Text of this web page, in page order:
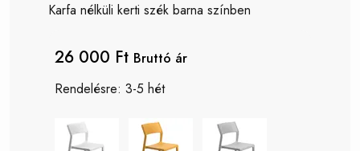
Karfa nélküli kerti szék barna színben
26 000 Ft Bruttó ár
Rendelésre: 3-5 hét